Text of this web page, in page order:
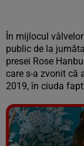
În mijlocul
public de la
presei Rose
care s-a zvonit că
2019, în ciuda